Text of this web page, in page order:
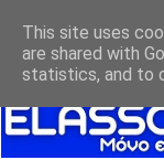
This site uses
are shared with
statistics, and to